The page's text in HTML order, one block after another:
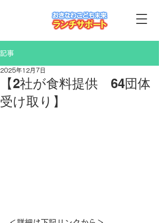
記事
【2社が食料提供 64団体
受け取り】
2025年12月7日